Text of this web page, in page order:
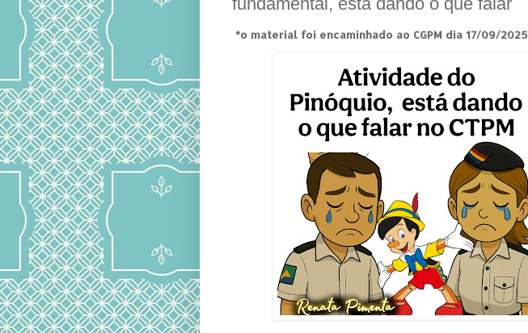
*o material foi encaminhado ao CGPM dia 17/09/2025